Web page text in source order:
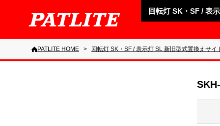
回転灯 SK・SF / 表
PATLITE HOME 回転灯 SK・SF / 表示灯 SL 新旧型式置換えサイ